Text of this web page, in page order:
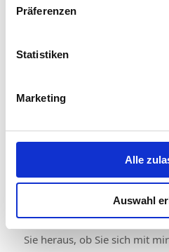
Präferenzen
Statistiken
Marketing
Alle
Auswahl
Erstgespräch
Ich möchte Sie zu einem
einladen, in dem Sie die
Anliegen und Fragen zu
und meine Arbeitsweise
Sie heraus, ob Sie sich mit